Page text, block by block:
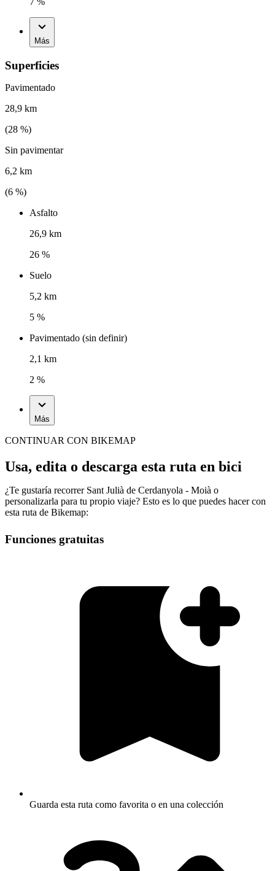
Más
Superficies
Pavimentado
28,9 km
(28 %)
Sin pavimentar
6,2 km
(6 %)
Asfalto
26,9 km
26 %
Suelo
5,2 km
5 %
Pavimentado (sin definir)
2,1 km
2 %
Más
CONTINUAR CON BIKEMAP
Usa, edita o descarga esta ruta en bici
¿Te gustaría recorrer Sant Julià de Cerdanyola - Moià o
personalizarla para tu propio viaje? Esto es lo que puedes hacer con
esta ruta de Bikemap:
Funciones gratuitas
Guarda esta ruta como favorita o en una colección